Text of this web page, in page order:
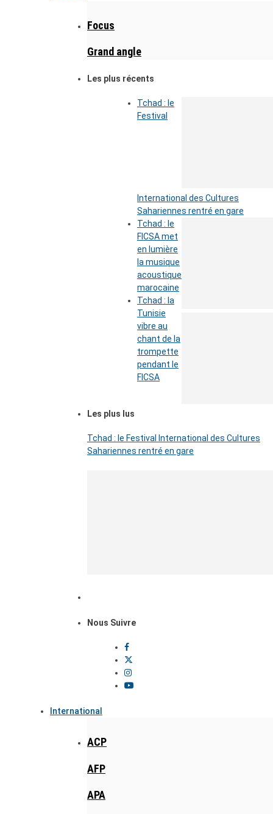
Focus
Grand angle
Les plus récents
Tchad : le
Festival
International des Cultures
Sahariennes rentré en gare
Tchad : le
FICSA met
en lumière
la musique
acoustique
marocaine
Tchad : la
Tunisie
vibre au
chant de la
trompette
pendant le
FICSA
Les plus lus
Tchad : le Festival International des Cultures
Sahariennes rentré en gare
Nous Suivre
International
ACP
AFP
APA